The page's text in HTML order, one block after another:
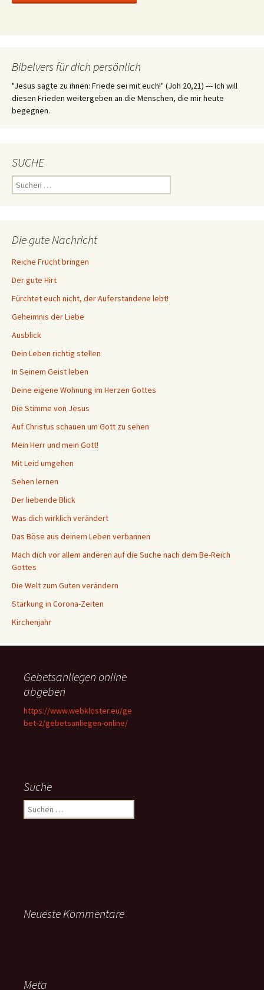
Bibelvers für dich persönlich
"Jesus sagte zu ihnen: Friede sei mit euch!" (Joh 20,21) --- Ich will
diesen Frieden weitergeben an die Menschen, die mir heute
begegnen.
SUCHE
Suchen
nach:
Die gute Nachricht
Reiche Frucht bringen
Der gute Hirt
Fürchtet euch nicht, der Auferstandene lebt!
Geheimnis der Liebe
Ausblick
Dein Leben richtig stellen
In Seinem Geist leben
Deine eigene Wohnung im Herzen Gottes
Die Stimme von Jesus
Auf Christus schauen um Gott zu sehen
Mein Herr und mein Gott!
Mit Leid umgehen
Sehen lernen
Der liebende Blick
Was dich wirklich verändert
Das Böse aus deinem Leben verbannen
Mach dich vor allem anderen auf die Suche nach dem Be-Reich
Gottes
Die Welt zum Guten verändern
Stärkung in Corona-Zeiten
Kirchenjahr
Gebetsanliegen online
abgeben
https://www.webkloster.eu/ge
bet-2/gebetsanliegen-online/
Suche
Suchen
nach:
Neueste Kommentare
Meta